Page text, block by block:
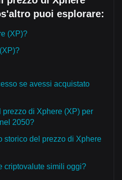
puoi esplorare:
(XP)?
se avessi acquistato
di Xphere (XP) per
2050?
storico del prezzo di Xphere
criptovalute simili oggi?